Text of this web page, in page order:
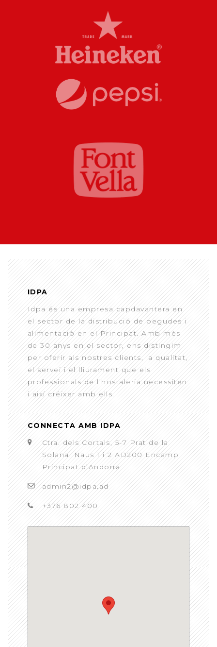
IDPA
Idpa és una empresa capdavantera en
el sector de la distribució de begudes i
alimentació en el Principat. Amb més
de 30 anys en el sector, ens distingim
per oferir als nostres clients, la qualitat,
el servei i el lliurament que els
professionals de l’hostaleria necessiten
i així créixer amb ells.
CONNECTA AMB IDPA
Ctra. dels Cortals, 5-7 Prat de la
Solana, Naus 1 i 2 AD200 Encamp
Principat d’Andorra
admin2@idpa.ad
+376 802 400